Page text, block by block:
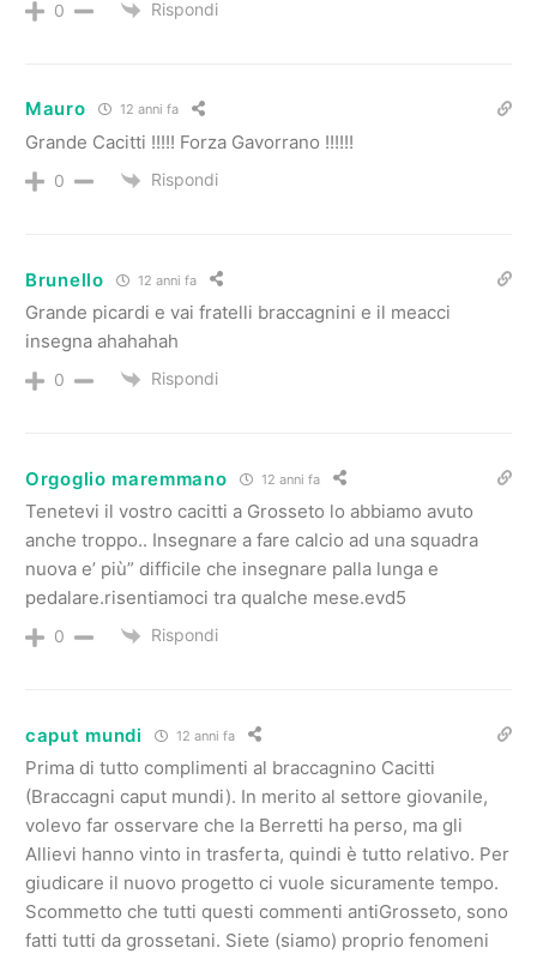
0 Rispondi
Mauro 12 anni fa
Grande Cacitti !!!!! Forza Gavorrano !!!!!!
0 Rispondi
Brunello 12 anni fa
Grande picardi e vai fratelli braccagnini e il meacci
insegna ahahahah
0 Rispondi
Orgoglio maremmano 12 anni fa
Tenetevi il vostro cacitti a Grosseto lo abbiamo avuto
anche troppo.. Insegnare a fare calcio ad una squadra
nuova e’ più” difficile che insegnare palla lunga e
pedalare.risentiamoci tra qualche mese.evd5
0 Rispondi
caput mundi 12 anni fa
Prima di tutto complimenti al braccagnino Cacitti
(Braccagni caput mundi). In merito al settore giovanile,
volevo far osservare che la Berretti ha perso, ma gli
Allievi hanno vinto in trasferta, quindi è tutto relativo. Per
giudicare il nuovo progetto ci vuole sicuramente tempo.
Scommetto che tutti questi commenti antiGrosseto, sono
fatti tutti da grossetani. Siete (siamo) proprio fenomeni